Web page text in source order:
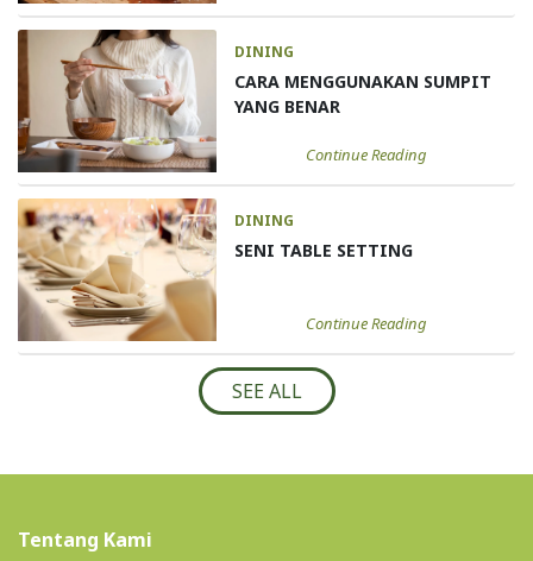
DINING
CARA MENGGUNAKAN SUMPIT
YANG BENAR
Continue Reading
DINING
SENI TABLE SETTING
Continue Reading
SEE ALL
Tentang Kami